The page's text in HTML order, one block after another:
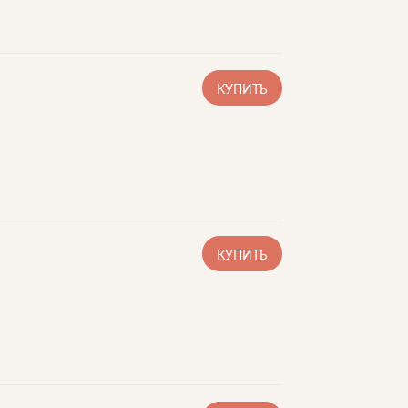
КУПИТЬ
КУПИТЬ